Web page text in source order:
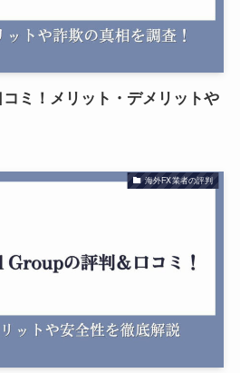
ミ！メリット・デメリットや
海外FX業者の評判